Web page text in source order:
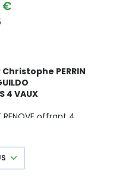
€
Christophe PERRIN
4 VAUX
RENOVE offrant 4
2 chambres, wc
ouvrant sur une
très belle vue sur